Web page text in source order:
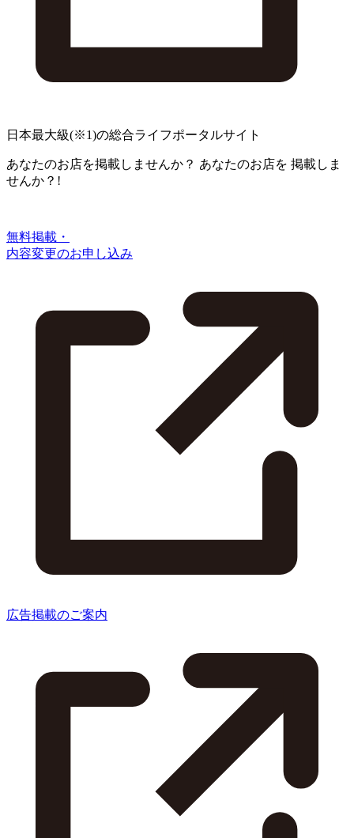
日本最大級(※1)の総合ライフポータルサイト
あなたのお店を掲載しませんか？ あなたのお店を 掲載しま
せんか？!
無料掲載・
内容変更のお申し込み
広告掲載のご案内